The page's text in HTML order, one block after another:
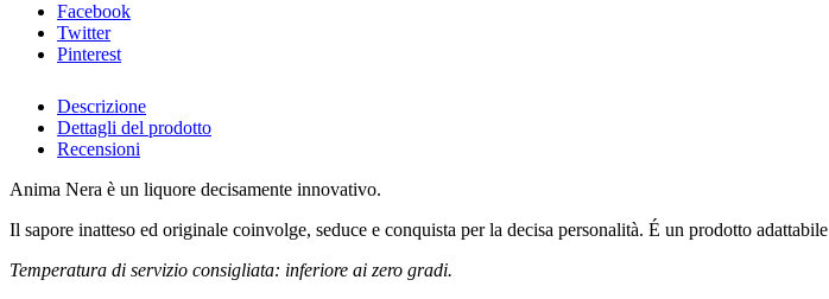
Facebook
Twitter
Pinterest
Descrizione
Dettagli del prodotto
Recensioni
Anima Nera è un liquore decisamente innovativo.
Il sapore inatteso ed originale coinvolge, seduce e conquista per la decisa personalità. É un prodotto
Temperatura di servizio consigliata: inferiore ai zero gradi.